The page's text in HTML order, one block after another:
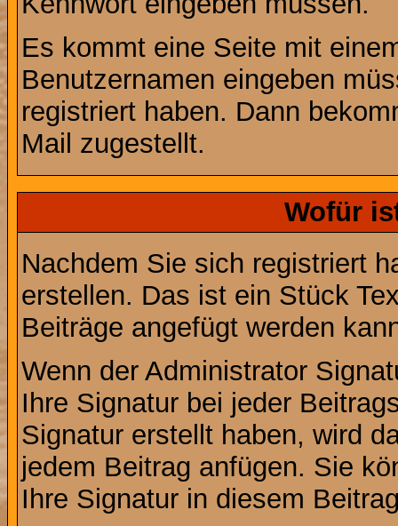
Es kommt eine Seite mit
Benutzernamen eingeben
registriert haben. Dann
Mail zugestellt.
Wofür
Nachdem Sie sich registriert
erstellen. Das ist ein Stück
Beiträge angefügt werden
Wenn der Administrator
Ihre Signatur bei jeder
Signatur erstellt haben, wird
jedem Beitrag anfügen. Sie
Ihre Signatur in diesem